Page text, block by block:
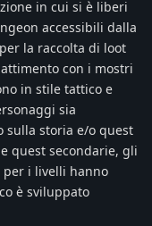
in cui si è liberi
accessibili dalla
la raccolta di loot
con i mostri
in stile tattico e
sia
sulla storia e/o quest
quest secondarie, gli
per i livelli hanno
è sviluppato